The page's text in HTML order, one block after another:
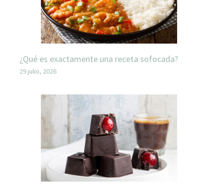
¿Qué es exactamente una receta sofocada?
29 julio, 2026